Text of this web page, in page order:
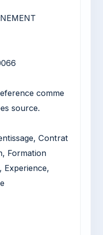
comme
source.
Contrat
Formation
Experience,